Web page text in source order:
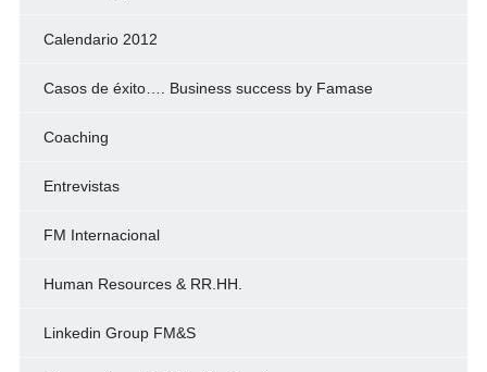
Calendario 2012
Casos de éxito…. Business success by Famase
Coaching
Entrevistas
FM Internacional
Human Resources & RR.HH.
Linkedin Group FM&S